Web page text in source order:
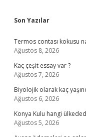
Sidebar
Son Yazılar
Termos contası kokusu
Ağustos 8, 2026
Kaç çeşit essay var ?
Ağustos 7, 2026
Biyolojik olarak kaç
Ağustos 6, 2026
Konya Kulu hangi
Ağustos 5, 2026